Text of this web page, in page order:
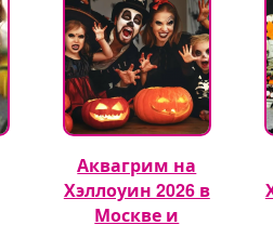
Аквагрим на
Хэллоуин 2026 в
Москве и